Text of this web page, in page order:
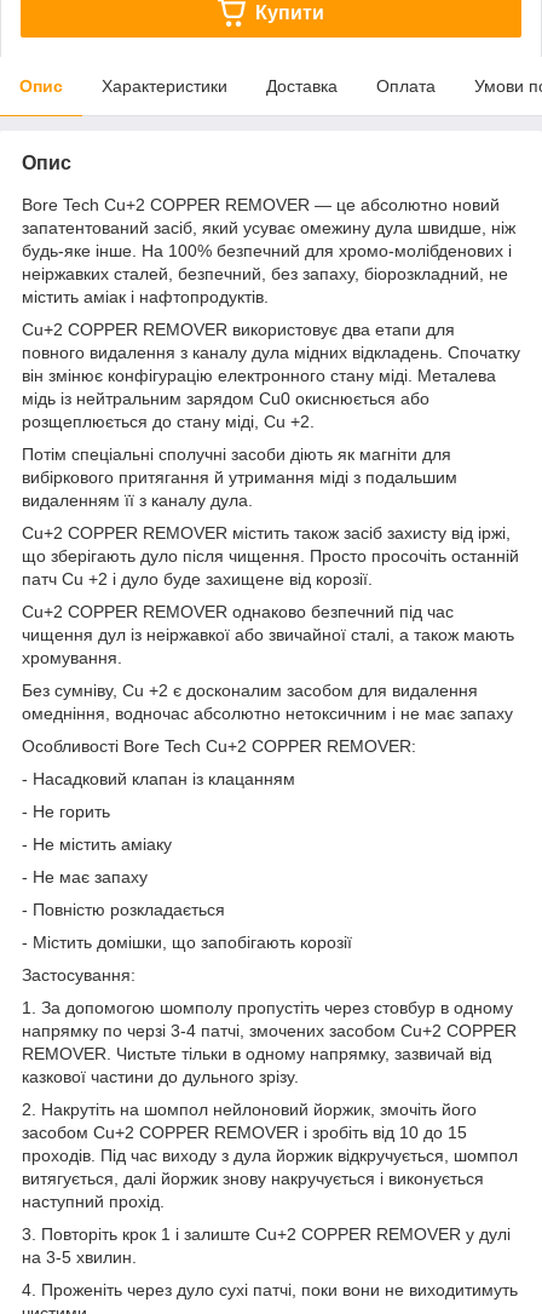
Купити
Опис Характеристики Доставка Оплата Умови
Опис
Bore Tech Cu+2 COPPER REMOVER — це абсолютно новий
запатентований засіб, який усуває омежину дула швидше, ніж
будь-яке інше. На 100% безпечний для хромо-молібденових і
неіржавких сталей, безпечний, без запаху, біорозкладний, не
містить аміак і нафтопродуктів.
Cu+2 COPPER REMOVER використовує два етапи для
повного видалення з каналу дула мідних відкладень. Спочатку
він змінює конфігурацію електронного стану міді. Металева
мідь із нейтральним зарядом Cu0 окиснюється або
розщеплюється до стану міді, Cu +2.
Потім спеціальні сполучні засоби діють як магніти для
вибіркового притягання й утримання міді з подальшим
видаленням її з каналу дула.
Cu+2 COPPER REMOVER містить також засіб захисту від іржі,
що зберігають дуло після чищення. Просто просочіть останній
патч Cu +2 і дуло буде захищене від корозії.
Cu+2 COPPER REMOVER однаково безпечний під час
чищення дул із неіржавкої або звичайної сталі, а також мають
хромування.
Без сумніву, Cu +2 є досконалим засобом для видалення
омедніння, водночас абсолютно нетоксичним і не має запаху
Особливості Bore Tech Cu+2 COPPER REMOVER:
- Насадковий клапан із клацанням
- Не горить
- Не містить аміаку
- Не має запаху
- Повністю розкладається
- Містить домішки, що запобігають корозії
Застосування:
1. За допомогою шомполу пропустіть через стовбур в одному
напрямку по черзі 3-4 патчі, змочених засобом Cu+2 COPPER
REMOVER. Чистьте тільки в одному напрямку, зазвичай від
казкової частини до дульного зрізу.
2. Накрутіть на шомпол нейлоновий йоржик, змочіть його
засобом Cu+2 COPPER REMOVER і зробіть від 10 до 15
проходів. Під час виходу з дула йоржик відкручується, шомпол
витягується, далі йоржик знову накручується і виконується
наступний прохід.
3. Повторіть крок 1 і залиште Cu+2 COPPER REMOVER у дулі
на 3-5 хвилин.
4. Проженіть через дуло сухі патчі, поки вони не виходитимуть